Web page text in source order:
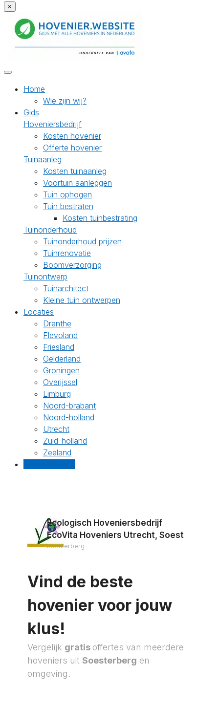
×
Home
Wie zijn wij?
Gids
Hoveniersbedrijf
Kosten hovenier
Offerte hovenier
Tuinaanleg
Kosten tuinaanleg
Voortuin aanleggen
Tuin ophogen
Tuin bestraten
Kosten tuinbestrating
Tuinonderhoud
Tuinonderhoud prijzen
Tuinrenovatie
Boomverzorging
Tuinontwerp
Tuinarchitect
Kleine tuin ontwerpen
Locaties
Drenthe
Flevoland
Friesland
Gelderland
Groningen
Overijssel
Limburg
Noord-brabant
Noord-holland
Utrecht
Zuid-holland
Zeeland
Ecologisch Hoveniersbedrijf
EcoVita Hoveniers Utrecht, Soest
Soesterberg
Vind de beste
hovenier voor jouw
klus!
Vergelijk gratis offertes van meerdere
hoveniers uit Soesterberg en
omgeving.